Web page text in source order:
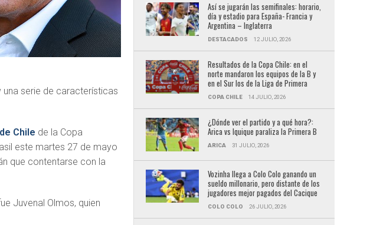
una serie de características
Chile de la Copa
este martes 27 de mayo
que contentarse con la
Juvenal Olmos, quien
Así se jugarán las semifinales: horario,
día y estadio para España- Francia y
Argentina – Inglaterra
DESTACADOS 12 JULIO, 2026
Resultados de la Copa Chile: en el
norte mandaron los equipos de la B y
en el Sur los de la Liga de Primera
COPA CHILE 14 JULIO, 2026
¿Dónde ver el partido y a qué hora?:
Arica vs Iquique paraliza la Primera B
ARICA 31 JULIO, 2026
Vozinha llega a Colo Colo ganando un
sueldo millonario, pero distante de los
jugadores mejor pagados del Cacique
COLO COLO 26 JULIO, 2026